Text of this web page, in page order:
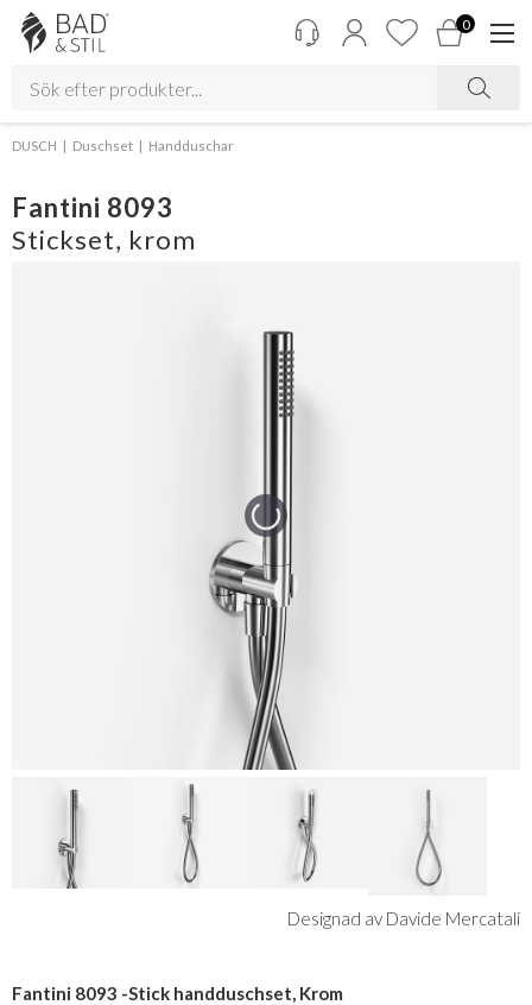
0
DUSCH Duschset Handduschar
Fantini 8093
Stickset, krom
Designad av Davide Mercatali
Fantini 8093 -Stick handduschset, Krom